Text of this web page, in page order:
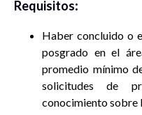
Requisitos:
Haber concluido o
posgrado en el
promedio mínimo
solicitudes de
conocimiento sobre